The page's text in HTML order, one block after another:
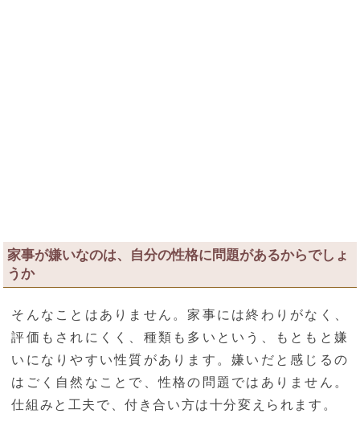
家事が嫌いなのは、自分の性格に問題があるからでしょ
うか
そんなことはありません。家事には終わりがなく、
評価もされにくく、種類も多いという、もともと嫌
いになりやすい性質があります。嫌いだと感じるの
はごく自然なことで、性格の問題ではありません。
仕組みと工夫で、付き合い方は十分変えられます。